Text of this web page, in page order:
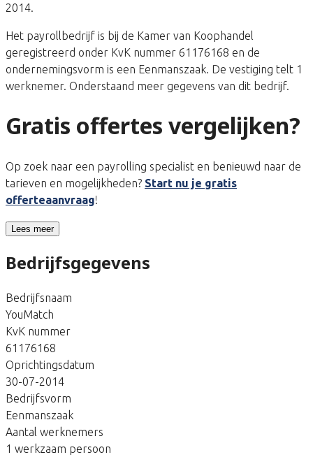
2014.
Het payrollbedrijf is bij de Kamer van Koophandel
geregistreerd onder KvK nummer 61176168 en de
ondernemingsvorm is een Eenmanszaak. De vestiging telt 1
werknemer. Onderstaand meer gegevens van dit bedrijf.
Gratis offertes vergelijken?
Op zoek naar een payrolling specialist en benieuwd naar de
tarieven en mogelijkheden? Start nu je gratis
offerteaanvraag!
Lees meer
Bedrijfsgegevens
Bedrijfsnaam
YouMatch
KvK nummer
61176168
Oprichtingsdatum
30-07-2014
Bedrijfsvorm
Eenmanszaak
Aantal werknemers
1 werkzaam persoon